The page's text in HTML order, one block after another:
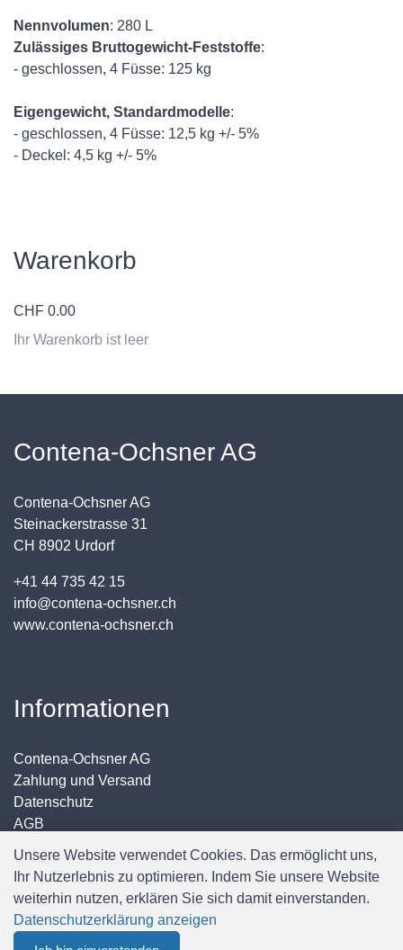
Nennvolumen: 280 L
Zulässiges Bruttogewicht-Feststoffe:
- geschlossen, 4 Füsse: 125 kg
Eigengewicht, Standardmodelle:
- geschlossen, 4 Füsse: 12,5 kg +/- 5%
- Deckel: 4,5 kg +/- 5%
Warenkorb
CHF 0.00
Ihr Warenkorb ist leer
Contena-Ochsner AG
Contena-Ochsner AG
Steinackerstrasse 31
CH 8902 Urdorf
+41 44 735 42 15
info@contena-ochsner.ch
www.contena-ochsner.ch
Informationen
Contena-Ochsner AG
Zahlung und Versand
Datenschutz
AGB
Unsere Website verwendet Cookies. Das ermöglicht uns,
Ihr Nutzerlebnis zu optimieren. Indem Sie unsere Website
weiterhin nutzen, erklären Sie sich damit einverstanden.
Datenschutzerklärung anzeigen